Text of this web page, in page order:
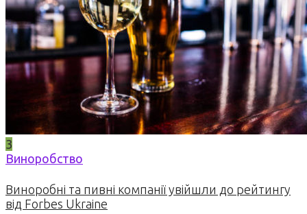
3
Виноробство
Виноробні та пивні компанії увійшли до рейтингу
від Forbes Ukraine